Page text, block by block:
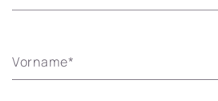
Vorname*